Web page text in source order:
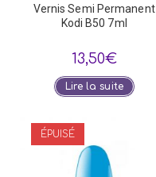
Vernis Semi Permanent
Kodi B50 7ml
13,50€
Lire la suite
ÉPUISÉ